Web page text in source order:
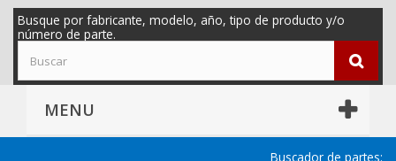
Busque por fabricante, modelo, año, tipo de producto y/o
número de parte.
MENU
Buscador de partes: